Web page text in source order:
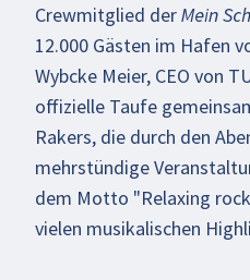
Video
Crewmitglied derMein
12.000 Gästen im Hafen
Wybcke Meier, CEO von
offizielle Taufe
Rakers, die durch den
mehrstündige
dem Motto "Relaxing
vielen musikalischen